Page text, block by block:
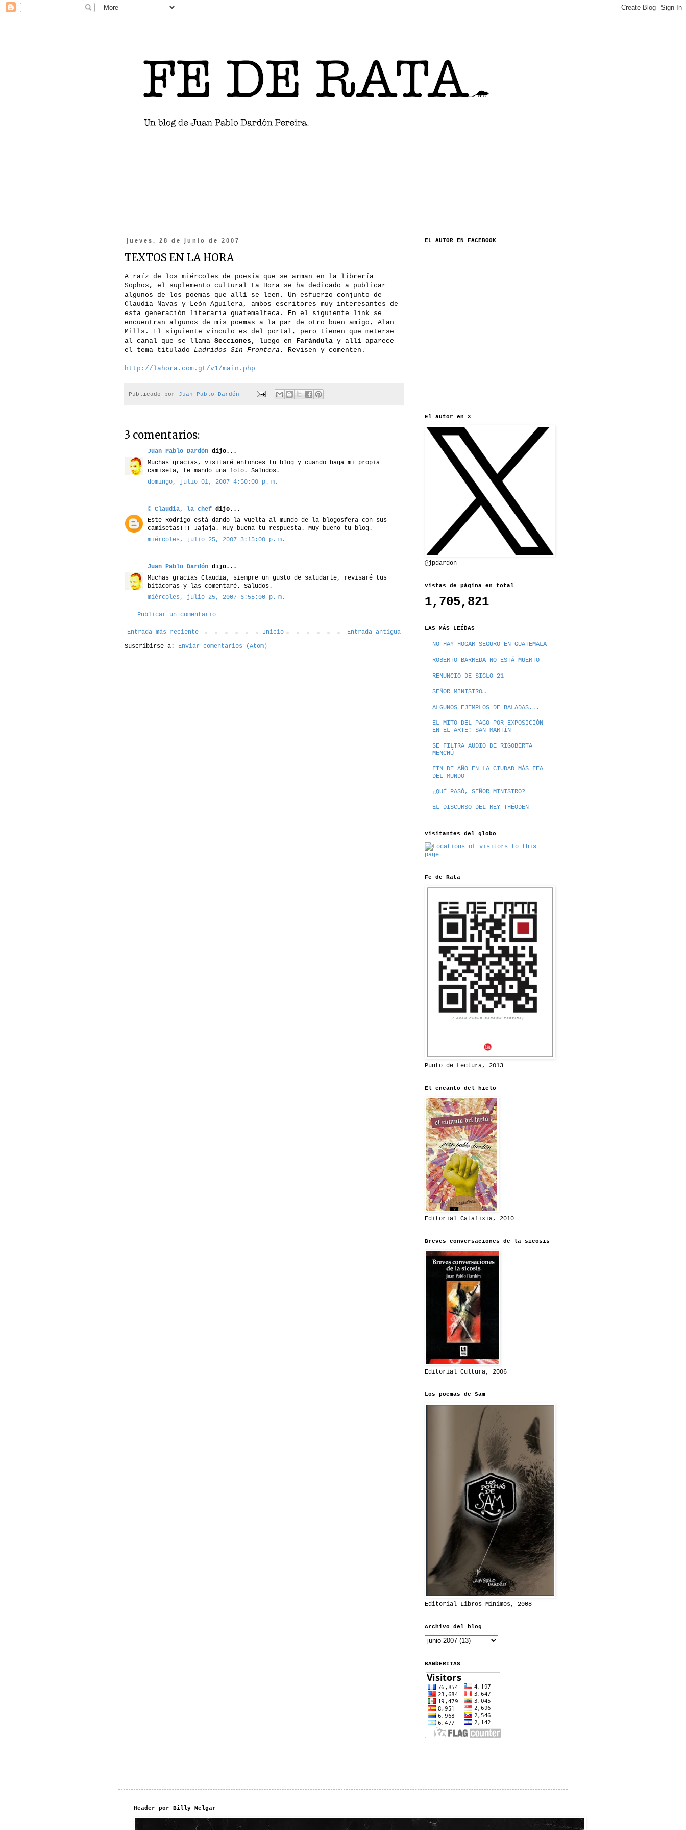
jueves, 28 de junio de 2007
TEXTOS EN LA HORA
A raíz de los miércoles de poesía que se arman en la librería
Sophos, el suplemento cultural La Hora se ha dedicado a publicar
algunos de los poemas que allí se leen. Un esfuerzo conjunto de
Claudia Navas y León Aguilera, ambos escritores muy interesantes de
esta generación literaria guatemalteca. En el siguiente link se
encuentran algunos de mis poemas a la par de otro buen amigo, Alan
Mills. El siguiente vínculo es del portal, pero tienen que meterse
al canal que se llama Secciones, luego en Farándula y allí aparece
el tema titulado Ladridos Sin Frontera. Revisen y comenten.
http://lahora.com.gt/v1/main.php
Publicado por Juan Pablo Dardón
3 comentarios:
Juan Pablo Dardón dijo...
Muchas gracias, visitaré entonces tu blog y cuando haga mi propia
camiseta, te mando una foto. Saludos.
domingo, julio 01, 2007 4:50:00 p. m.
© Claudia, la chef dijo...
Este Rodrigo está dando la vuelta al mundo de la blogosfera con sus
camisetas!!! Jajaja. Muy buena tu respuesta. Muy bueno tu blog.
miércoles, julio 25, 2007 3:15:00 p. m.
Juan Pablo Dardón dijo...
Muchas gracias Claudia, siempre un gusto de saludarte, revisaré tus
bitácoras y las comentaré. Saludos.
miércoles, julio 25, 2007 6:55:00 p. m.
Publicar un comentario
Entrada más reciente Entrada antigua
Inicio
Suscribirse a: Enviar comentarios (Atom)
EL AUTOR EN FACEBOOK
El autor en X
@jpdardon
Vistas de página en total
1,705,821
LAS MÁS LEÍDAS
NO HAY HOGAR SEGURO EN GUATEMALA
ROBERTO BARREDA NO ESTÁ MUERTO
RENUNCIO DE SIGLO 21
SEÑOR MINISTRO…
ALGUNOS EJEMPLOS DE BALADAS...
EL MITO DEL PAGO POR EXPOSICIÓN
EN EL ARTE: SAN MARTÍN
SE FILTRA AUDIO DE RIGOBERTA
MENCHÚ
FIN DE AÑO EN LA CIUDAD MÁS FEA
DEL MUNDO
¿QUÉ PASÓ, SEÑOR MINISTRO?
EL DISCURSO DEL REY THÉODEN
Visitantes del globo
Fe de Rata
Punto de Lectura, 2013
El encanto del hielo
Editorial Catafixia, 2010
Breves conversaciones de la sicosis
Editorial Cultura, 2006
Los poemas de Sam
Editorial Libros Mínimos, 2008
Archivo del blog
BANDERITAS
Header por Billy Melgar